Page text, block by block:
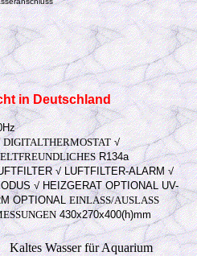
in Deutschland
DIGITALTHERMOSTAT √
R134a
√ LUFTFILTER-ALARM √
√ HEIZGERAT OPTIONAL UV-
OPTIONAL EINLASS/AUSLASS
430x270x400(h)mm
Kaltes Wasser für Aquarium